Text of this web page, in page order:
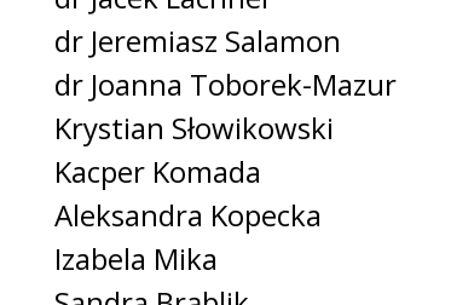
dr Jeremiasz Salamon
dr Joanna Toborek-Mazur
Krystian Słowikowski
Kacper Komada
Aleksandra Kopecka
Izabela Mika